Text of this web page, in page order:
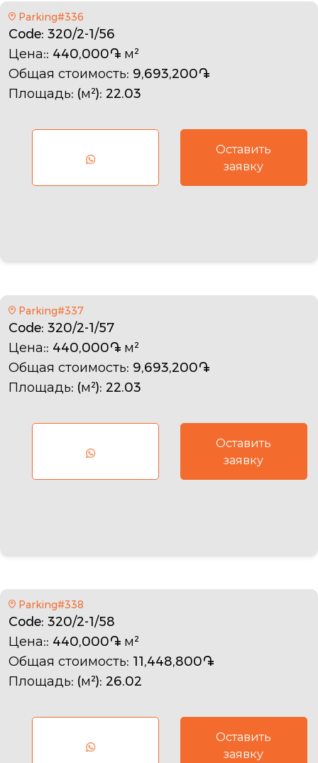
Parking#336
Code: 320/2-1/56
Цена:: 440,000֏ м²
Общая стоимость: 9,693,200֏
Площадь: (м²): 22.03
Оставить
заявку
Parking#337
Code: 320/2-1/57
Цена:: 440,000֏ м²
Общая стоимость: 9,693,200֏
Площадь: (м²): 22.03
Оставить
заявку
Parking#338
Code: 320/2-1/58
Цена:: 440,000֏ м²
Общая стоимость: 11,448,800֏
Площадь: (м²): 26.02
Оставить
заявку